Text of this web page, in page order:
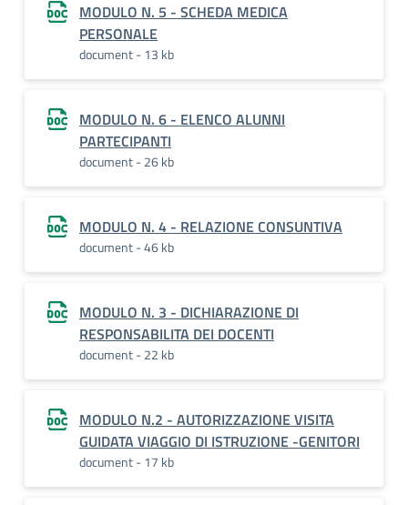
MODULO N. 5 - SCHEDA MEDICA
PERSONALE
document - 13 kb
MODULO N. 6 - ELENCO ALUNNI
PARTECIPANTI
document - 26 kb
MODULO N. 4 - RELAZIONE CONSUNTIVA
document - 46 kb
MODULO N. 3 - DICHIARAZIONE DI
RESPONSABILITA DEI DOCENTI
document - 22 kb
MODULO N.2 - AUTORIZZAZIONE VISITA
GUIDATA VIAGGIO DI ISTRUZIONE -GENITORI
document - 17 kb